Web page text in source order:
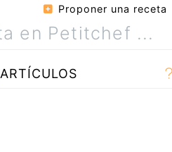
Proponer una receta
ARTÍCULOS